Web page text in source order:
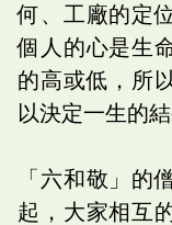
何、工廠的定
個人的心是生
的高或低，所
以決定一生的結
「六和敬」的
起，大家相互